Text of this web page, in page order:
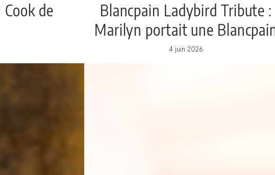
de
Blancpain Ladybird Tribute :
Marilyn portait une
4 juin 2026